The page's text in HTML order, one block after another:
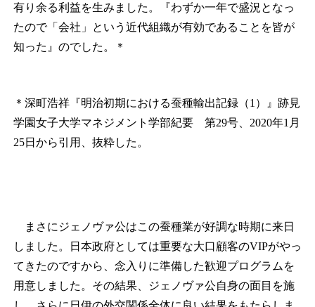
有り余る利益を生みました。『わずか一年で盛況となっ
たので「会社」という近代組織が有効であることを皆が
知った』のでした。
＊
＊ 深町浩祥『明治初期における蚕種輸出記録（1）』跡見
学園女子大学マネジメント学部紀要 第29号、2020年1月
25日から引用、抜粋した。
まさにジェノヴァ公はこの蚕種業が好調な時期に来日
しました。日本政府としては重要な大口顧客のVIPがやっ
てきたのですから、念入りに準備した歓迎プログラムを
用意しました。その結果、ジェノヴァ公自身の面目を施